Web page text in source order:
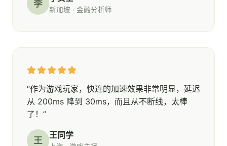
李
新加坡 · 金融分析师
“作为游戏玩家，快连的加速效果非常明显，延迟
从 200ms 降到 30ms，而且从不断线，太棒
了！”
王 王同学